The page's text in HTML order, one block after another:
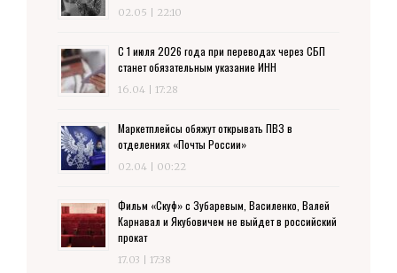
02.05 | 22:10
С 1 июля 2026 года при переводах через СБП
станет обязательным указание ИНН
16.04 | 17:28
Маркетплейсы обяжут открывать ПВЗ в
отделениях «Почты России»
02.04 | 00:22
Фильм «Скуф» с Зубаревым, Василенко, Валей
Карнавал и Якубовичем не выйдет в российский
прокат
17.03 | 17:38